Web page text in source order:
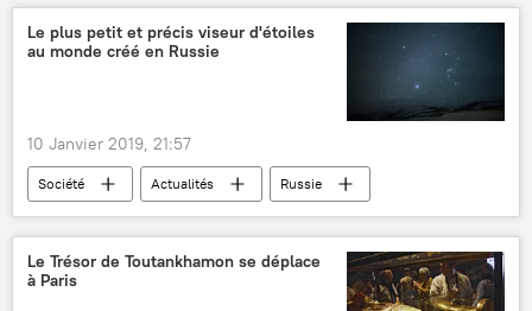
ambassade
Le plus petit et précis viseur d'étoiles
au monde créé en Russie
10 Janvier 2019, 21:57
Société Actualités
Russie
Systèmes spatiaux russes (RKS)
viseur d'étoiles
Sciences et tech
Le Trésor de Toutankhamon se déplace
à Paris